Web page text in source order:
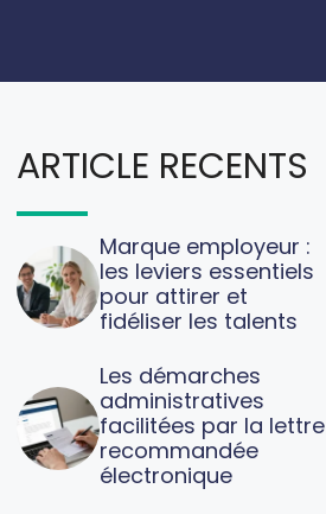
ARTICLE RECENTS
Marque employeur :
les leviers essentiels
pour attirer et
fidéliser les talents
Les démarches
administratives
facilitées par la lettre
recommandée
électronique